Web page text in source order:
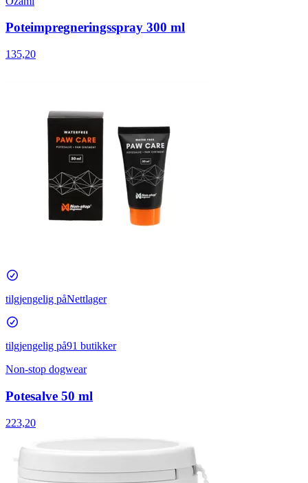
Poteimpregneringsspray 300 ml
135,20
tilgjengelig påNettlager
tilgjengelig på91 butikker
Non-stop dogwear
Potesalve 50 ml
223,20